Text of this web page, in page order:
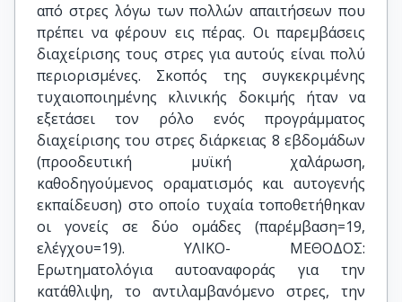
από στρες λόγω των πολλών απαιτήσεων που
πρέπει να φέρουν εις πέρας. Οι παρεμβάσεις
διαχείρισης τους στρες για αυτούς είναι πολύ
περιορισμένες. Σκοπός της συγκεκριμένης
τυχαιοποιημένης κλινικής δοκιμής ήταν να
εξετάσει τον ρόλο ενός προγράμματος
διαχείρισης του στρες διάρκειας 8 εβδομάδων
(προοδευτική μυϊκή χαλάρωση,
καθοδηγούμενος οραματισμός και αυτογενής
εκπαίδευση) στο οποίο τυχαία τοποθετήθηκαν
οι γονείς σε δύο ομάδες (παρέμβαση=19,
ελέγχου=19). ΥΛΙΚΟ- ΜΕΘΟΔΟΣ:
Ερωτηματολόγια αυτοαναφοράς για την
κατάθλιψη, το αντιλαμβανόμενο στρες, την